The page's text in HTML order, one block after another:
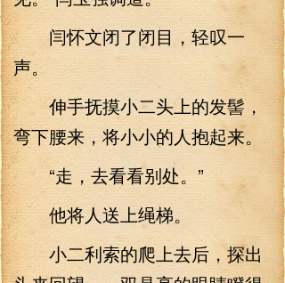
闫怀文闭了闭目，轻叹一
声。
伸手抚摸小二头上的发髻，
弯下腰来，将小小的人抱起来。
“走，去看看别处。”
他将人送上绳梯。
小二利索的爬上去后，探出